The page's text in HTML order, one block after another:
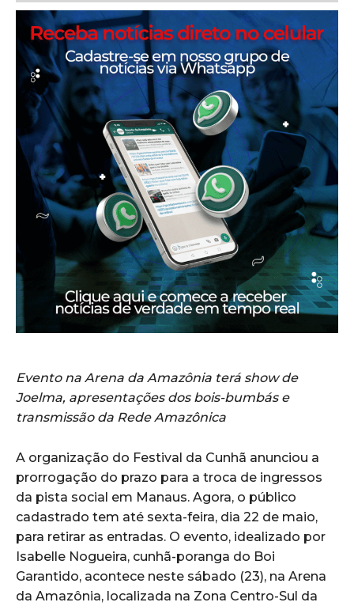
Evento na Arena da Amazônia terá show de
Joelma, apresentações dos bois-bumbás e
transmissão da Rede Amazônica
A organização do Festival da Cunhã anunciou a
prorrogação do prazo para a troca de ingressos
da pista social em Manaus. Agora, o público
cadastrado tem até sexta-feira, dia 22 de maio,
para retirar as entradas. O evento, idealizado por
Isabelle Nogueira, cunhã-poranga do Boi
Garantido, acontece neste sábado (23), na Arena
da Amazônia, localizada na Zona Centro-Sul da